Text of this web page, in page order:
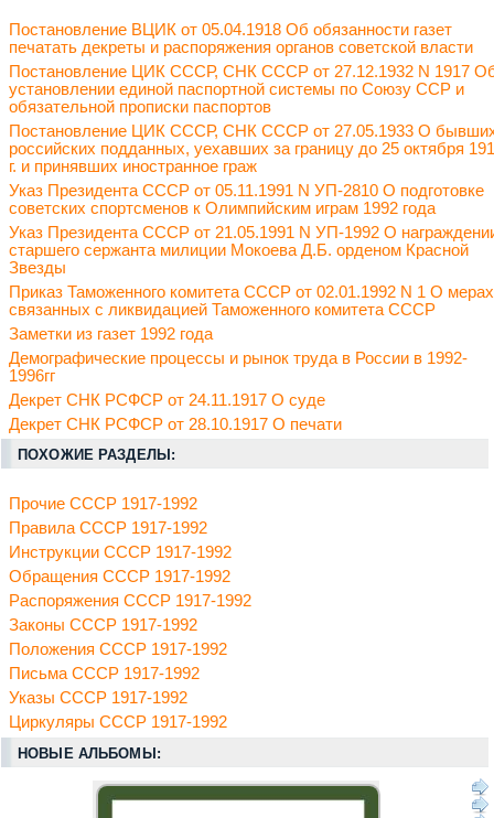
Постановление ВЦИК от 05.04.1918 Об обязанности газет
печатать декреты и распоряжения органов советской власти
Постановление ЦИК СССР, СНК СССР от 27.12.1932 N 1917
установлении единой паспортной системы по Союзу ССР и
обязательной прописки паспортов
Постановление ЦИК СССР, СНК СССР от 27.05.1933 О
российских подданных, уехавших за границу до 25 октября
г. и принявших иностранное граж
Указ Президента СССР от 05.11.1991 N УП-2810 О подготовке
советских спортсменов к Олимпийским играм 1992 года
Указ Президента СССР от 21.05.1991 N УП-1992 О
старшего сержанта милиции Мокоева Д.Б. орденом Красной
Звезды
Приказ Таможенного комитета СССР от 02.01.1992 N 1 О
связанных с ликвидацией Таможенного комитета СССР
Заметки из газет 1992 года
Демографические процессы и рынок труда в России в 1992-
1996гг
Декрет СНК РСФСР от 24.11.1917 О суде
Декрет СНК РСФСР от 28.10.1917 О печати
ПОХОЖИЕ РАЗДЕЛЫ:
Прочие СССР 1917-1992
Правила СССР 1917-1992
Инструкции СССР 1917-1992
Обращения СССР 1917-1992
Распоряжения СССР 1917-1992
Законы СССР 1917-1992
Положения СССР 1917-1992
Письма СССР 1917-1992
Указы СССР 1917-1992
Циркуляры СССР 1917-1992
НОВЫЕ АЛЬБОМЫ: